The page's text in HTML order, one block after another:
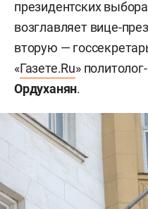
президентских
возглавляет вице-
вторую —
«Газете.Ru»
Ордуханян.